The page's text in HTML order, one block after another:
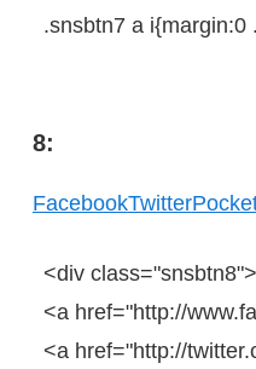
.snsbtn7 a i{margin:0 .
8:
FacebookTwitter
<div class="snsbtn8">
<a href="http://
<a href="http://